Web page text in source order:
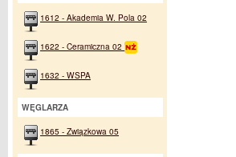
1612 - Akademia W. Pola 02
1622 - Ceramiczna 02
1632 - WSPA
WĘGLARZA
1865 - Związkowa 05